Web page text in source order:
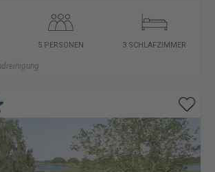
5 PERSONEN 3 SCHLAFZIMMER